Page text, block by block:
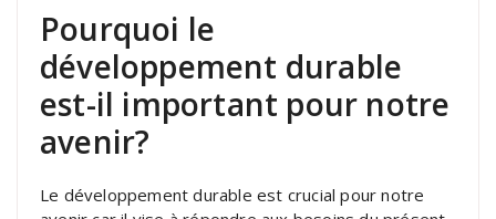
Pourquoi le
développement durable
est-il important pour notre
avenir?
Le développement durable est crucial pour notre